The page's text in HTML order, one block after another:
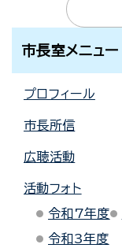
市長室メニュー
プロフィール
市長所信
広聴活動
活動フォト
令和7年度
令和3年度